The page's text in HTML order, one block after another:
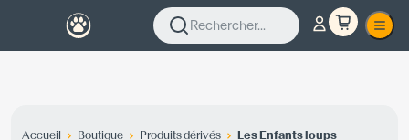
Rechercher...
Accueil Boutique Produits dérivés Les Enfants loups